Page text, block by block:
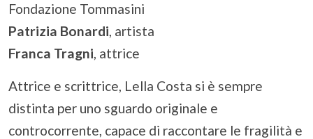
Fondazione Tommasini
Patrizia Bonardi, artista
Franca Tragni, attrice
Attrice e scrittrice, Lella Costa si è sempre
distinta per uno sguardo originale e
controcorrente, capace di raccontare le fragilità e